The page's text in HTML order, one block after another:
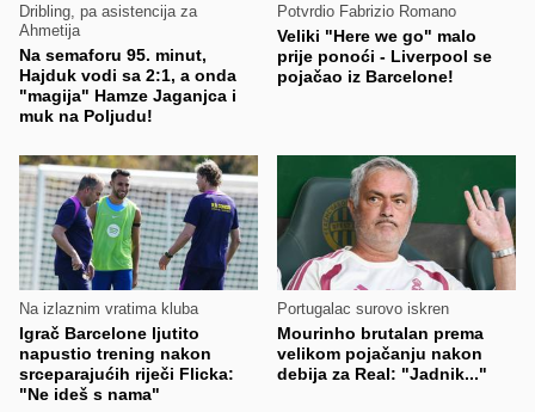
Dribling, pa asistencija za
Ahmetija
Na semaforu 95. minut,
Hajduk vodi sa 2:1, a onda
"magija" Hamze Jaganjca i
muk na Poljudu!
Potvrdio Fabrizio Romano
Veliki "Here we go" malo
prije ponoći - Liverpool se
pojačao iz Barcelone!
Na izlaznim vratima kluba
Igrač Barcelone ljutito
napustio trening nakon
srceparajućih riječi Flicka:
"Ne ideš s nama"
Portugalac surovo iskren
Mourinho brutalan prema
velikom pojačanju nakon
debija za Real: "Jadnik..."